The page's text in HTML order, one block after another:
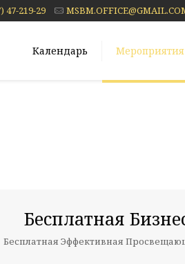
47-219-29
Календарь Мероприятия
Бесплатная
Бесплатная Эффективная